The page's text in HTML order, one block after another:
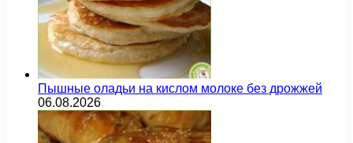
Пышные оладьи на кислом молоке без дрожжей
06.08.2026